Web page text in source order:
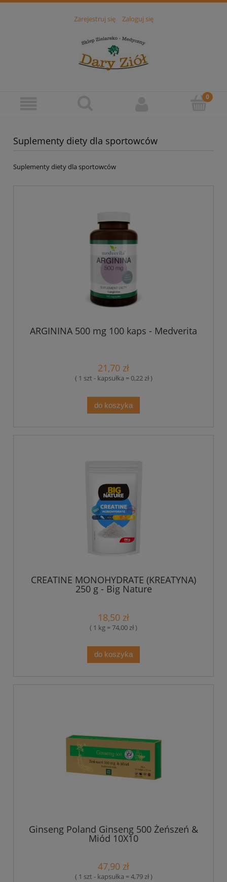
Zarejestruj się Zaloguj się
Suplementy diety dla sportowców
Suplementy diety dla sportowców
ARGININA 500 mg 100 kaps - Medverita
21,70 zł
( 1 szt - kapsułka = 0,22 zł )
do koszyka
CREATINE MONOHYDRATE (KREATYNA)
250 g - Big Nature
18,50 zł
( 1 kg = 74,00 zł )
do koszyka
Ginseng Poland Ginseng 500 Żeńszeń &
Miód 10X10
47,90 zł
( 1 szt - kapsułka = 4,79 zł )